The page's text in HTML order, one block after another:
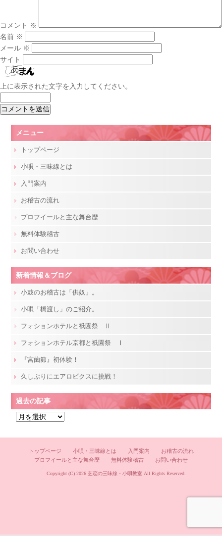
コメント ※
名前 ※
メール ※
サイト
上に表示された文字を入力してください。
メニュー
トップページ
小唄・三味線とは
入門案内
お稽古の流れ
プロフイールと主な舞台歴
無料体験稽古
お問い合わせ
新着情報＆ブログ
小鼓のお稽古は「供奴」。
小唄「橋渡し」のご紹介。
フォションホテルと祇園祭 Ⅱ
フォションホテル京都と祇園祭 Ⅰ
『宮薗節』初体験！
久しぶりにエアロビクスに挑戦！
過去の記事
の
トップページ 小唄・三味線とは 入門案内
お稽古の流れ
プロフイールと主な舞台歴
無料体験稽古 お問い合わせ
Copyright (C) 2026 芝恋の三味線・小唄教室All Rights Reserved.